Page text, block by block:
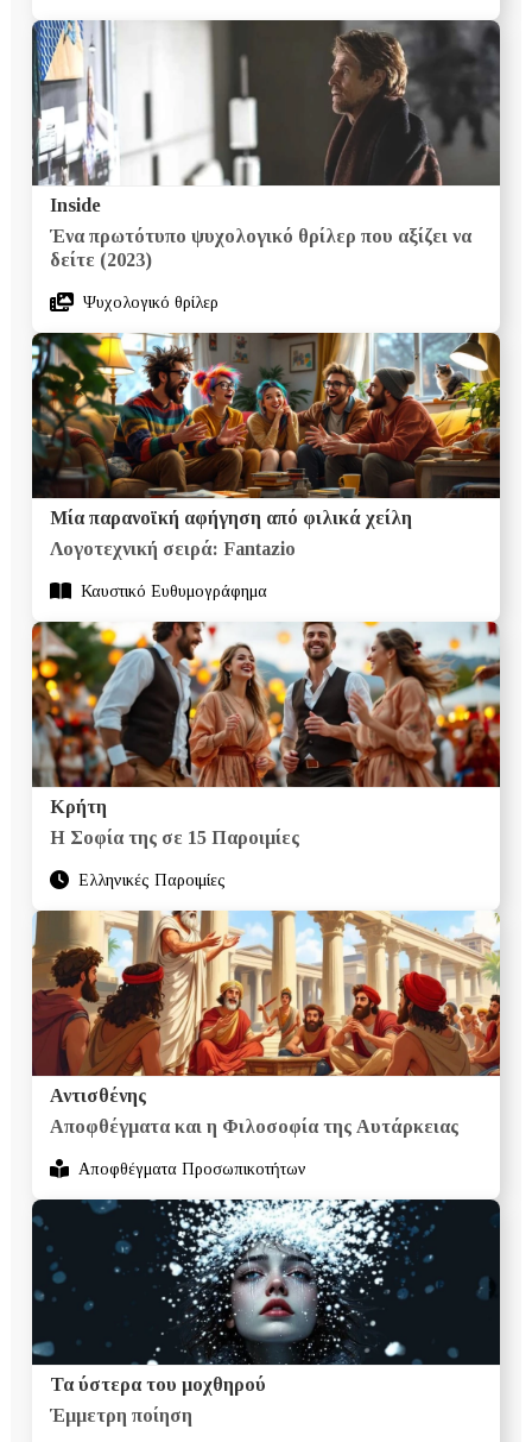
Inside
Ένα πρωτότυπο ψυχολογικό θρίλερ που αξίζει να
δείτε (2023)
Ψυχολογικό θρίλερ
Μία παρανοϊκή αφήγηση από φιλικά χείλη
Λογοτεχνική σειρά: Fantazio
Καυστικό Ευθυμογράφημα
Κρήτη
Η Σοφία της σε 15 Παροιμίες
Ελληνικές Παροιμίες
Αντισθένης
Αποφθέγματα και η Φιλοσοφία της Αυτάρκειας
Αποφθέγματα Προσωπικοτήτων
Τα ύστερα του μοχθηρού
Έμμετρη ποίηση